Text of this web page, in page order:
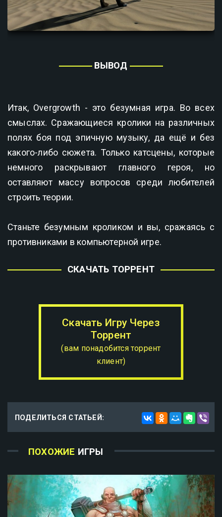
ВЫВОД
Итак, Overgrowth - это безумная игра. Во всех
смыслах. Сражающиеся кролики на различных
полях боя под эпичную музыку, да ещё и без
какого-либо сюжета. Только катсцены, которые
немного раскрывают главного героя, но
оставляют массу вопросов среди любителей
строить теории.
Станьте безумным кроликом и вы, сражаясь с
противниками в компьютерной игре.
СКАЧАТЬ ТОРРЕНТ
Скачать Игру Через
Торрент
(вам понадобится торрент
клиент)
ПОДЕЛИТЬСЯ СТАТЬЕЙ:
ПОХОЖИЕ ИГРЫ